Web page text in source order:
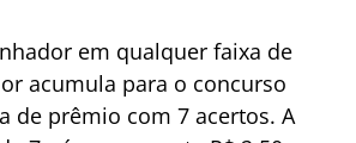
em qualquer faixa de
acumula para o concurso
de prêmio com 7 acertos. A